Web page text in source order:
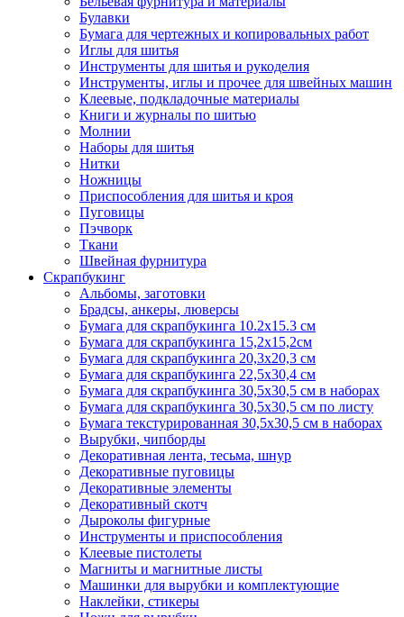
Булавки
Бумага для чертежных и копировальных работ
Иглы для шитья
Инструменты для шитья и рукоделия
Инструменты, иглы и прочее для швейных машин
Клеевые, подкладочные материалы
Книги и журналы по шитью
Молнии
Наборы для шитья
Нитки
Ножницы
Приспособления для шитья и кроя
Пуговицы
Пэчворк
Ткани
Швейная фурнитура
Скрапбукинг
Альбомы, заготовки
Брадсы, анкеры, люверсы
Бумага для скрапбукинга 10.2х15.3 см
Бумага для скрапбукинга 15,2х15,2см
Бумага для скрапбукинга 20,3х20,3 см
Бумага для скрапбукинга 22,5х30,4 см
Бумага для скрапбукинга 30,5х30,5 см в наборах
Бумага для скрапбукинга 30,5х30,5 см по листу
Бумага текстурированная 30,5х30,5 см в наборах
Вырубки, чипборды
Декоративная лента, тесьма, шнур
Декоративные пуговицы
Декоративные элементы
Декоративный скотч
Дыроколы фигурные
Инструменты и приспособления
Клеевые пистолеты
Магниты и магнитные листы
Машинки для вырубки и комплектующие
Наклейки, стикеры